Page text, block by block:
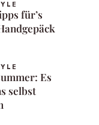
für’s
Es
selbst